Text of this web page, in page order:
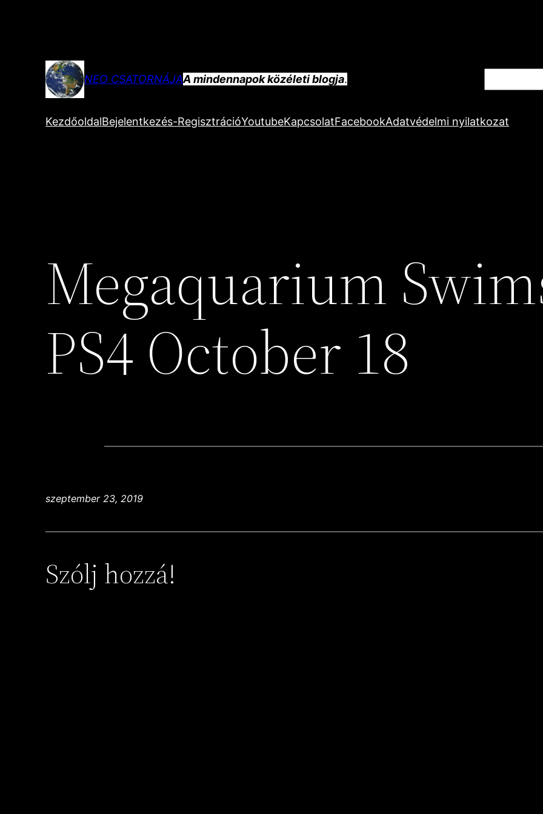
NEO CSATORNÁJAA mindennapok közéleti blogja.
KezdőoldalBejelentkezés-RegisztrációYoutubeKapcsolatFacebookAdatvédelmi nyilatkozat
Megaquarium
PS4 October 18
szeptember 23, 2019
Szólj hozzá!